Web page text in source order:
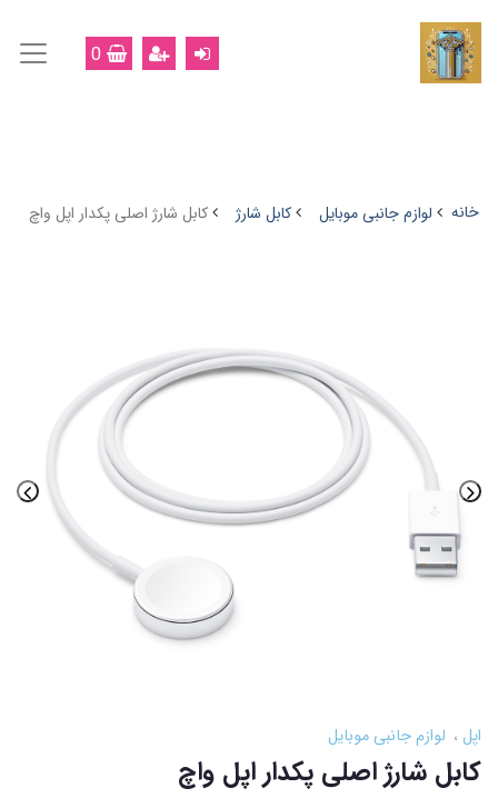
0
خانه لوازم جانبی موبایل کابل شارژ کابل شارژ اصلی پکدار اپل واچ
اپل لوازم جانبی موبایل
کابل شارژ اصلی پکدار اپل واچ